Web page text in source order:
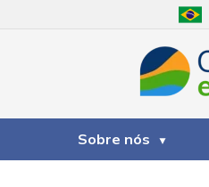
Sobre nós